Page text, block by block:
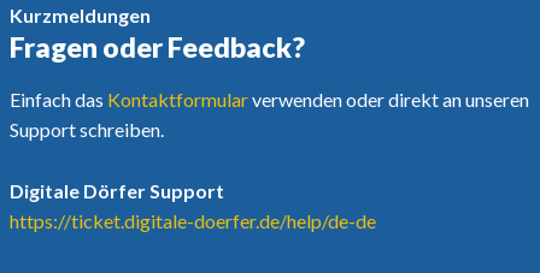
Kurzmeldungen
Fragen oder Feedback?
Einfach das Kontaktformularverwenden oder direkt an unseren
Support schreiben.
Digitale Dörfer Support
https://ticket.digitale-doerfer.de/help/de-de